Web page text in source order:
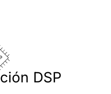
DSP